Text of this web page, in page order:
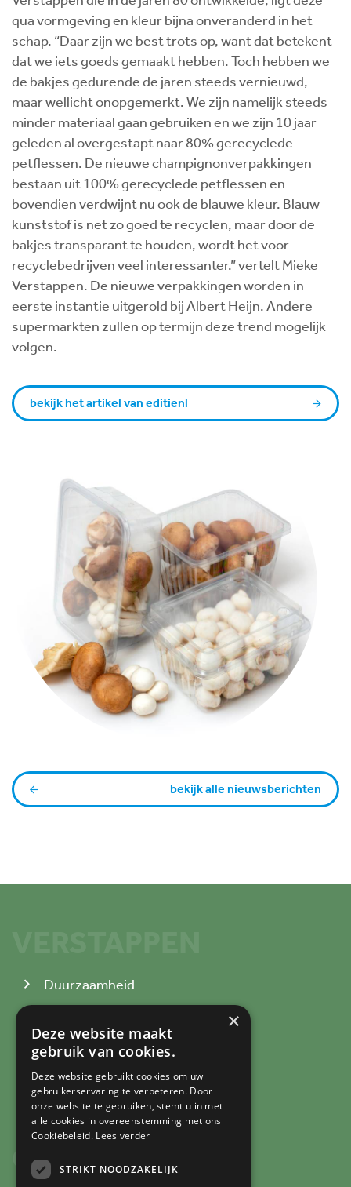
qua vormgeving en kleur bijna onveranderd in het
schap. “Daar zijn we best trots op, want dat betekent
dat we iets goeds gemaakt hebben. Toch hebben we
de bakjes gedurende de jaren steeds vernieuwd,
maar wellicht onopgemerkt. We zijn namelijk steeds
minder materiaal gaan gebruiken en we zijn 10 jaar
geleden al overgestapt naar 80% gerecyclede
petflessen. De nieuwe champignonverpakkingen
bestaan uit 100% gerecyclede petflessen en
bovendien verdwijnt nu ook de blauwe kleur. Blauw
kunststof is net zo goed te recyclen, maar door de
bakjes transparant te houden, wordt het voor
recyclebedrijven veel interessanter.” vertelt Mieke
Verstappen. De nieuwe verpakkingen worden in
eerste instantie uitgerold bij Albert Heijn. Andere
supermarkten zullen op termijn deze trend mogelijk
volgen.
bekijk het artikel van editienl
bekijk alle nieuwsberichten
Duurzaamheid
Processen
Werken bij
CONTACT
×
Deze website maakt
gebruik van cookies.
Deze website gebruikt cookies om uw
gebruikerservaring te verbeteren. Door
onze website te gebruiken, stemt u in met
alle cookies in overeenstemming met ons
Cookiebeleid. Lees verder
STRIKT NOODZAKELIJK